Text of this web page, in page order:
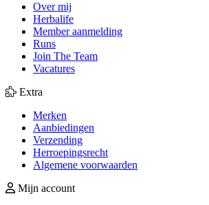
Over mij
Herbalife
Member aanmelding
Runs
Join The Team
Vacatures
Extra
Merken
Aanbiedingen
Verzending
Herroepingsrecht
Algemene voorwaarden
Mijn account